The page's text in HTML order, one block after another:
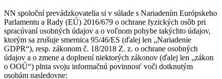
NN spoloční prevádzkovatelia si v súlade s Nariadením Európskeho
Parlamentu a Rady (EÚ) 2016/679 o ochrane fyzických osôb pri
spracúvaní osobných údajov a o voľnom pohybe takýchto údajov,
ktorým sa zrušuje smernica 95/46/ES (ďalej len „Nariadenie
GDPR“), resp. zákonom č. 18/2018 Z. z. o ochrane osobných
údajov a o zmene a doplnení niektorých zákonov (ďalej len „zákon
o OOÚ“) plnia svoju informačnú povinnosť voči dotknutým
osobám nasledovne: